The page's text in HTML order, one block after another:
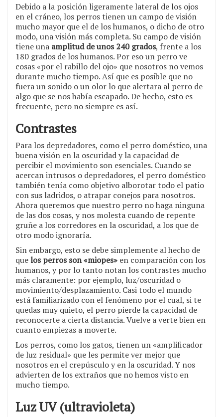
Debido a la posición ligeramente lateral de los ojos
en el cráneo, los perros tienen un campo de visión
mucho mayor que el de los humanos, o dicho de otro
modo, una visión más completa. Su campo de visión
tiene una amplitud de unos 240 grados, frente a los
180 grados de los humanos. Por eso un perro ve
cosas «por el rabillo del ojo» que nosotros no vemos
durante mucho tiempo. Así que es posible que no
fuera un sonido o un olor lo que alertara al perro de
algo que se nos había escapado. De hecho, esto es
frecuente, pero no siempre es así.
Contrastes
Para los depredadores, como el perro doméstico, una
buena visión en la oscuridad y la capacidad de
percibir el movimiento son esenciales. Cuando se
acercan intrusos o depredadores, el perro doméstico
también tenía como objetivo alborotar todo el patio
con sus ladridos, o atrapar conejos para nosotros.
Ahora queremos que nuestro perro no haga ninguna
de las dos cosas, y nos molesta cuando de repente
gruñe a los corredores en la oscuridad, a los que de
otro modo ignoraría.
Sin embargo, esto se debe simplemente al hecho de
quelos perros son «miopes» en comparación con los
humanos, y por lo tanto notan los contrastes mucho
más claramente: por ejemplo, luz/oscuridad o
movimiento/desplazamiento. Casi todo el mundo
está familiarizado con el fenómeno por el cual, si te
quedas muy quieto, el perro pierde la capacidad de
reconocerte a cierta distancia. Vuelve a verte bien en
cuanto empiezas a moverte.
Los perros, como los gatos, tienen un «amplificador
de luz residual» que les permite ver mejor que
nosotros en el crepúsculo y en la oscuridad. Y nos
advierten de los extraños que no hemos visto en
mucho tiempo.
Luz UV (ultravioleta)